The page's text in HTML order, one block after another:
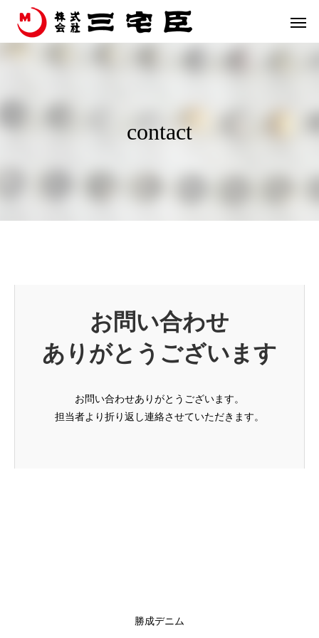
contact
お問い合わせ
ありがとうございます
お問い合わせありがとうございます。
担当者より折り返し連絡させていただきます。
勝成デニム